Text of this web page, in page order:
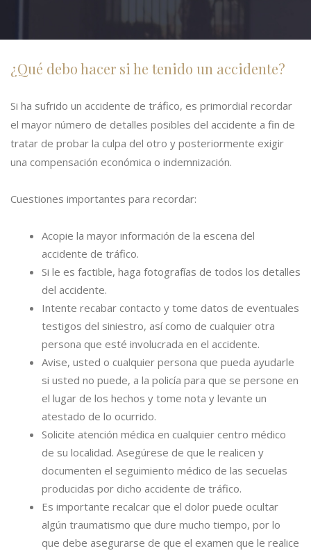
¿Qué debo hacer si he tenido un accidente?
Si ha sufrido un accidente de tráfico, es primordial recordar
el mayor número de detalles posibles del accidente a fin de
tratar de probar la culpa del otro y posteriormente exigir
una compensación económica o indemnización.
Cuestiones importantes para recordar:
Acopie la mayor información de la escena del
accidente de tráfico.
Si le es factible, haga fotografías de todos los detalles
del accidente.
Intente recabar contacto y tome datos de eventuales
testigos del siniestro, así como de cualquier otra
persona que esté involucrada en el accidente.
Avise, usted o cualquier persona que pueda ayudarle
si usted no puede, a la policía para que se persone en
el lugar de los hechos y tome nota y levante un
atestado de lo ocurrido.
Solicite atención médica en cualquier centro médico
de su localidad. Asegúrese de que le realicen y
documenten el seguimiento médico de las secuelas
producidas por dicho accidente de tráfico.
Es importante recalcar que el dolor puede ocultar
algún traumatismo que dure mucho tiempo, por lo
que debe asegurarse de que el examen que le realice